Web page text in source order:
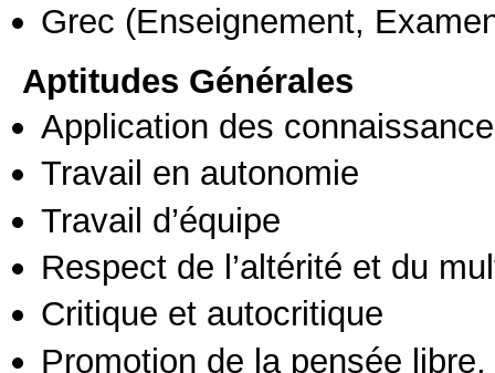
Grec (Enseignement,
Aptitudes Générales
Application des
Travail en autonomie
Travail d’équipe
Respect de l’altérité et du
Critique et autocritique
Promotion de la pensée